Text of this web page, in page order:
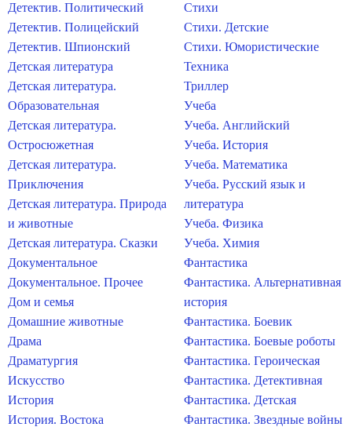
Детектив. Политический
Детектив. Полицейский
Детектив. Шпионский
Детская литература
Детская литература.
Образовательная
Детская литература.
Остросюжетная
Детская литература.
Приключения
Детская литература. Природа
и животные
Детская литература. Сказки
Документальное
Документальное. Прочее
Дом и семья
Домашние животные
Драма
Драматургия
Искусство
История
История. Востока
Стихи
Стихи. Детские
Стихи. Юмористические
Техника
Триллер
Учеба
Учеба. Английский
Учеба. История
Учеба. Математика
Учеба. Русский язык и
литература
Учеба. Физика
Учеба. Химия
Фантастика
Фантастика. Альтернативная
история
Фантастика. Боевик
Фантастика. Боевые роботы
Фантастика. Героическая
Фантастика. Детективная
Фантастика. Детская
Фантастика. Звездные войны